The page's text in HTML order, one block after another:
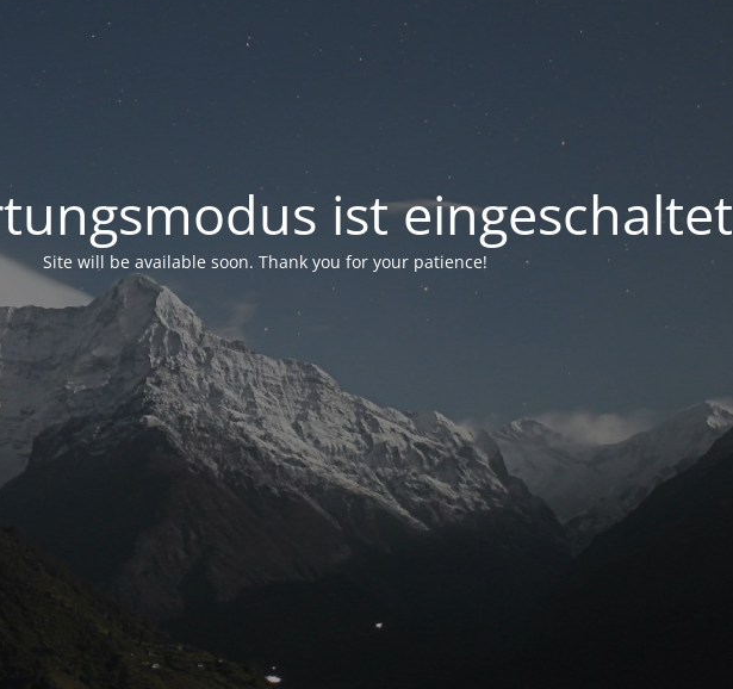
ist eingeschaltet
Site will be available soon. Thank you for your patience!